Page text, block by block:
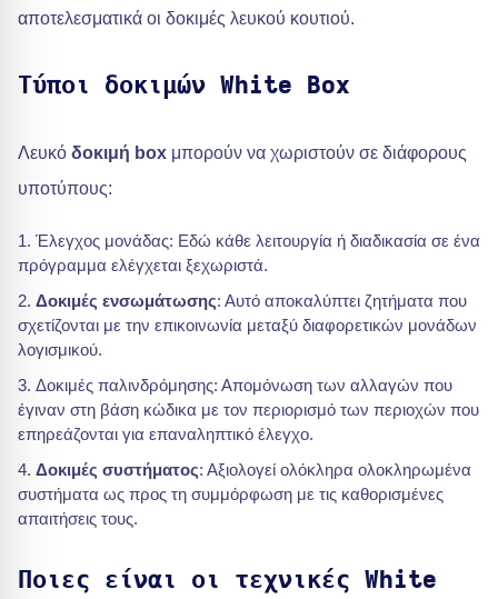
αποτελεσματικά οι δοκιμές λευκού κουτιού.
Τύποι δοκιμών White Box
Λευκό δοκιμή box μπορούν να χωριστούν σε διάφορους
υποτύπους:
Έλεγχος μονάδας: Εδώ κάθε λειτουργία ή διαδικασία σε ένα
πρόγραμμα ελέγχεται ξεχωριστά.
Δοκιμές ενσωμάτωσης: Αυτό αποκαλύπτει ζητήματα που
σχετίζονται με την επικοινωνία μεταξύ διαφορετικών μονάδων
λογισμικού.
Δοκιμές παλινδρόμησης: Απομόνωση των αλλαγών που
έγιναν στη βάση κώδικα με τον περιορισμό των περιοχών που
επηρεάζονται για επαναληπτικό έλεγχο.
Δοκιμές συστήματος: Αξιολογεί ολόκληρα ολοκληρωμένα
συστήματα ως προς τη συμμόρφωση με τις καθορισμένες
απαιτήσεις τους.
Ποιες είναι οι τεχνικές White